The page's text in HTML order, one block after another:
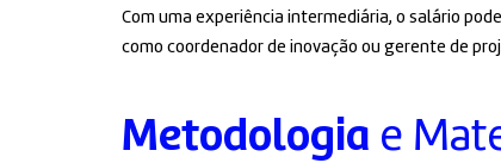
Com uma experiência intermediária, o salário
como coordenador de inovação ou gerente de
Metodologia e